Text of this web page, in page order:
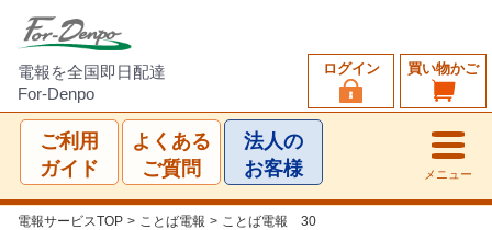
電報を全国即日配達
For-Denpo
買い物かご
ログイン
ご利用
ガイド
よくある
ご質問
法人の
お客様
メニュー
電報サービスTOP > ことば電報 > ことば電報 30